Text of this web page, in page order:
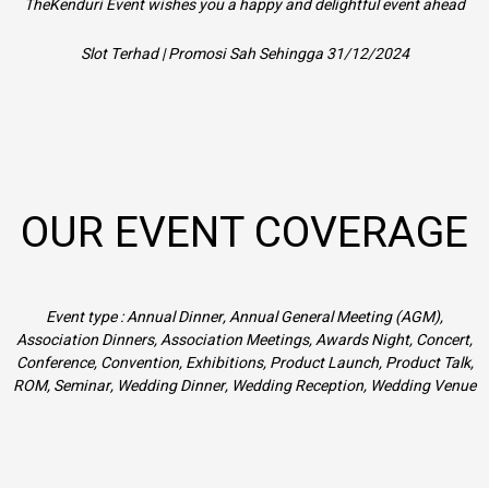
Slot Terhad | Promosi Sah Sehingga 31/12/2024
OUR EVENT COVERAGE
Event type : Annual Dinner, Annual General Meeting (AGM),
Association Dinners, Association Meetings, Awards Night, Concert,
Conference, Convention, Exhibitions, Product Launch, Product Talk,
ROM, Seminar, Wedding Dinner, Wedding Reception, Wedding Venue